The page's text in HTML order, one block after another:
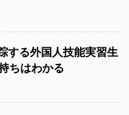
する外国人技能実習生
ちはわかる